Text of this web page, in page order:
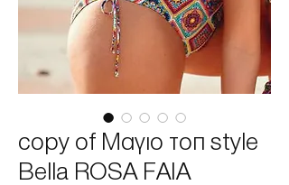
copy of Μαγιο τοπ style
Bella ROSA FAIA